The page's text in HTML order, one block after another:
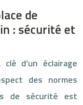
de
: sécurité et
d’un éclairage
des normes
de sécurité est